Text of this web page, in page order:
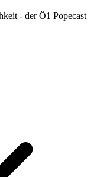
- der Ö1 Popecast